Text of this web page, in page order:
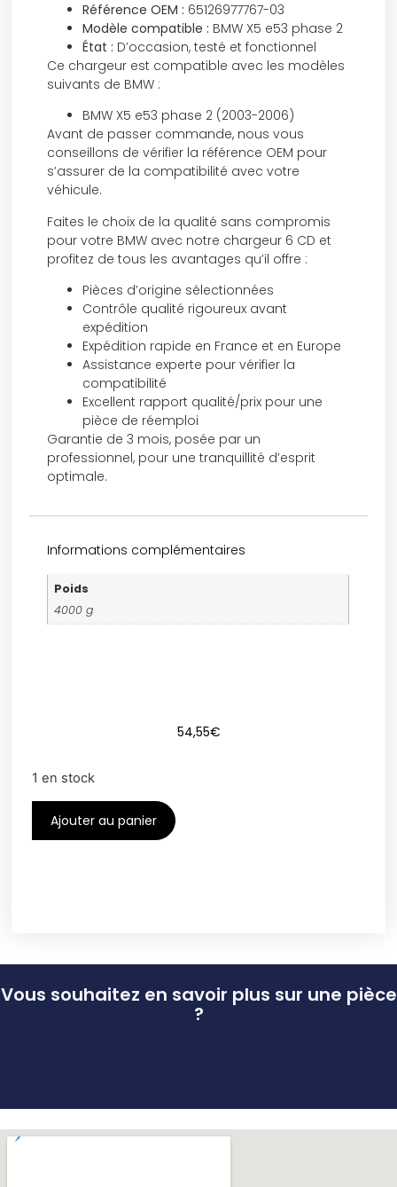
Référence OEM : 65126977767-03
Modèle compatible : BMW X5 e53 phase 2
État : D’occasion, testé et fonctionnel
Ce chargeur est compatible avec les modèles
suivants de BMW :
BMW X5 e53 phase 2 (2003-2006)
Avant de passer commande, nous vous
conseillons de vérifier la référence OEM pour
s’assurer de la compatibilité avec votre
véhicule.
Faites le choix de la qualité sans compromis
pour votre BMW avec notre chargeur 6 CD et
profitez de tous les avantages qu’il offre :
Pièces d’origine sélectionnées
Contrôle qualité rigoureux avant
expédition
Expédition rapide en France et en Europe
Assistance experte pour vérifier la
compatibilité
Excellent rapport qualité/prix pour une
pièce de réemploi
Garantie de 3 mois, posée par un
professionnel, pour une tranquillité d’esprit
optimale.
Informations complémentaires
Poids
4000 g
54,55€
1 en stock
Ajouter au panier
Vous souhaitez en savoir plus sur une pièce
?